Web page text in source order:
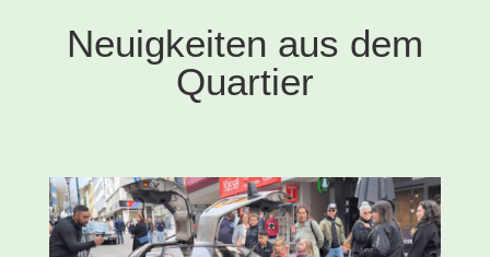
Neuigkeiten aus dem
Quartier